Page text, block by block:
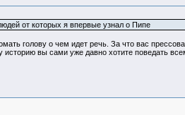
от которых я впервые узнал о Пипе
голову о чем идет речь. За что вас
вы сами уже давно хотите поведать